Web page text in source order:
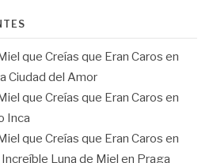
que Creías que Eran Caros en
Ciudad del Amor
que Creías que Eran Caros en
Inca
que Creías que Eran Caros en
Luna de Miel en Praga